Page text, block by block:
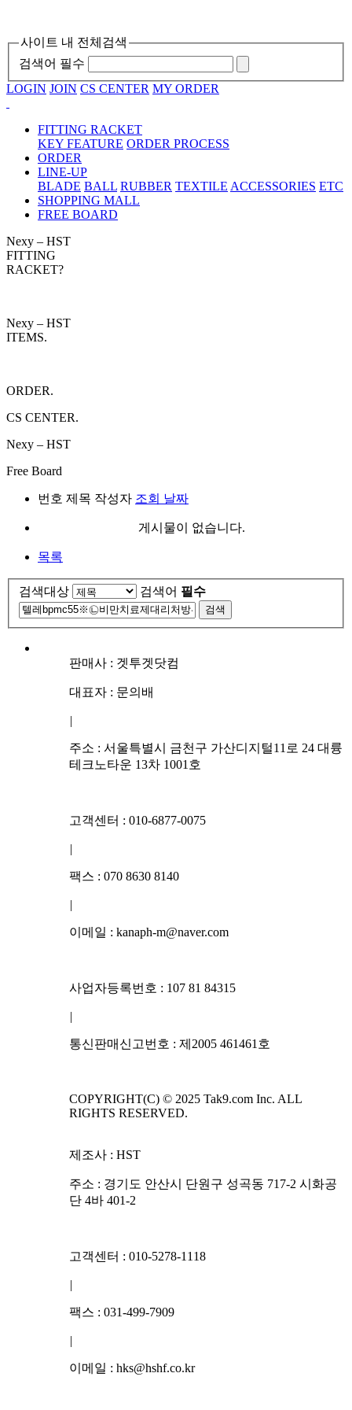
사이트 내 전체검색
검색어 필수
LOGIN JOIN CS CENTER MY ORDER
FITTING RACKET
KEY FEATURE ORDER PROCESS
ORDER
LINE-UP
BLADE BALL RUBBER TEXTILE ACCESSORIES ETC
SHOPPING MALL
FREE BOARD
Nexy – HST
FITTING
RACKET?
Nexy – HST
ITEMS.
ORDER.
CS CENTER.
Nexy – HST
Free Board
번호 제목 작성자 조회 날짜
게시물이 없습니다.
목록
검색대상 검색어 필수
검색
판매사 : 겟투겟닷컴
대표자 : 문의배
|
주소 : 서울특별시 금천구 가산디지털11로 24 대륭
테크노타운 13차 1001호
고객센터 : 010-6877-0075
|
팩스 : 070 8630 8140
|
이메일 : kanaph-m@naver.com
사업자등록번호 : 107 81 84315
|
통신판매신고번호 : 제2005 461461호
COPYRIGHT(C) © 2025 Tak9.com Inc. ALL
RIGHTS RESERVED.
제조사 : HST
주소 : 경기도 안산시 단원구 성곡동 717-2 시화공
단 4바 401-2
고객센터 : 010-5278-1118
|
팩스 : 031-499-7909
|
이메일 : hks@hshf.co.kr